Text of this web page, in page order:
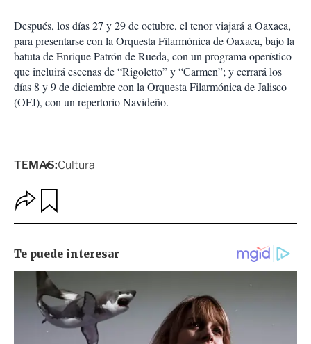
Después, los días 27 y 29 de octubre, el tenor viajará a Oaxaca,
para presentarse con la Orquesta Filarmónica de Oaxaca, bajo la
batuta de Enrique Patrón de Rueda, con un programa operístico
que incluirá escenas de “Rigoletto” y “Carmen”; y cerrará los
días 8 y 9 de diciembre con la Orquesta Filarmónica de Jalisco
(OFJ), con un repertorio Navideño.
TEMAS:Cultura
p
i
o
n
e
r
a
r